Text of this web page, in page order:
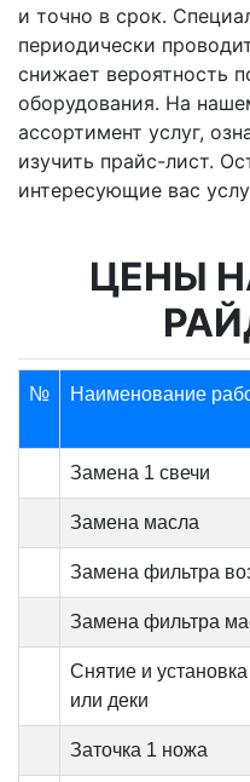
и точно в срок.
периодически
снижает вероятность
оборудования. На
ассортимент услуг,
изучить прайс-лист.
интересующие вас
ЦЕНЫ
№ Наименование
Замена 1 свечи
Замена масла
Замена фильтра
Замена фильтра
Снятие и
или деки
Заточка 1 ножа